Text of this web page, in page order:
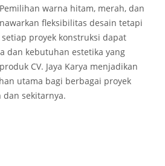
warna hitam, merah, dan
fleksibilitas desain tetapi
proyek konstruksi dapat
dan kebutuhan estetika yang
CV. Jaya Karya menjadikan
utama bagi berbagai proyek
sekitarnya.